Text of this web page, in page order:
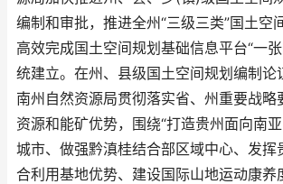
编制和审批，推进全州“三级三类”国土空
高效完成国土空间规划基础信息平台“一
统建立。在州、县级国土空间规划编制论
南州自然资源局贯彻落实省、州重要战略
资源和能矿优势，围绕“打造贵州面向南
城市、做强黔滇桂结合部区域中心、发挥
合利用基地优势、建设国际山地运动康养